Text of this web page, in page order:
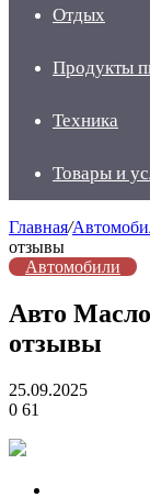
Отдых
Продукты
Техника
Товары и
Главная/
отзывы
Автомобили
Авто
отзывы
25.09.2025
0 61